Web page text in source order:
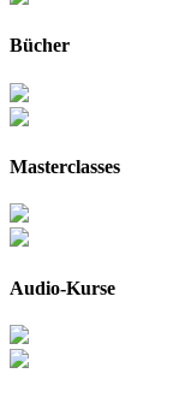
Bücher
Masterclasses
Audio-Kurse